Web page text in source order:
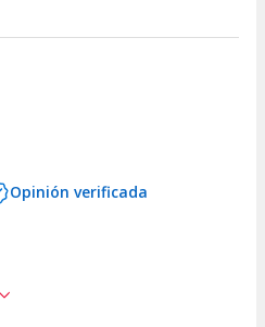
Opinión verificada